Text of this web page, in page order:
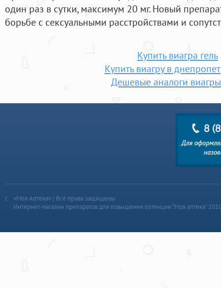
один раз в сутки, максимум 20 мг. Новый
борьбе с сексуальными расстройствами и
Купить виагра гель
Купить виагру в
Дешевые аналоги
«Моя Аптека» | Все права защищены
Интернет-магазин препаратов для повышения потенции “Моя аптека”